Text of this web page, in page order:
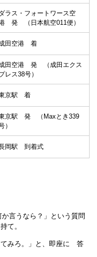
ラス・フォートワース空
発 （日本航空011便）
田空港 着
田空港 発 （成田エクス
レス38号）
京駅 着
京駅 発 （Maxとき339
）
岡駅 到着式
言うなら？」という質問
て。
てみろ。」と、即座に 答